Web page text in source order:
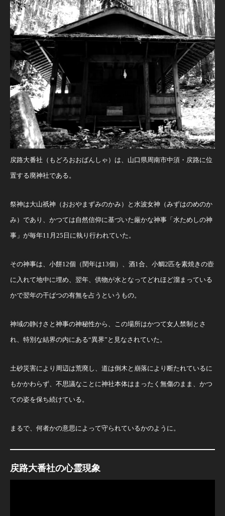
戻路大番社（もどろおおばんしゃ）は、山口県周南市中須・戻路に位
置する廃神社である。
祭神は大山祇神（おおやまずみのかみ）と水波女神（みずはのめのか
み）であり、かつては自然信仰に基づいた厳かな神事「水ためしの神
事」が毎年11月25日に執り行われていた。
その神事は、小餅12個（閏年は13個）、酒1合、小鯛2匹を素焼きの壺
に入れて地中に埋め、翌年、供物が水となってどれほど溜まっている
かで翌年の干ばつの有無を占うというもの。
神域の静けさと神事の神秘性から、この場所はかつて女人禁制とさ
れ、特別な結界の内にある“異界”と見なされていた。
土砂災害により周辺は荒廃し、道は倒木と崩落により断たれているに
もかかわらず、不思議なことに神社本体はまったく無傷のまま、かつ
ての姿を保ち続けている。
まるで、何者かの意思によって守られているかのように。
戻路大番社の心霊現象